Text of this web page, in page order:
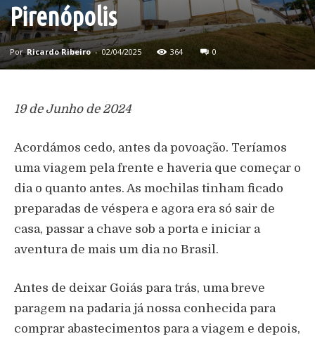
Pirenópolis
Por Ricardo Ribeiro - 02/04/2025 364 0
19 de Junho de 2024
Acordámos cedo, antes da povoação. Teríamos
uma viagem pela frente e haveria que começar o
dia o quanto antes. As mochilas tinham ficado
preparadas de véspera e agora era só sair de
casa, passar a chave sob a porta e iniciar a
aventura de mais um dia no Brasil.
Antes de deixar Goiás para trás, uma breve
paragem na padaria já nossa conhecida para
comprar abastecimentos para a viagem e depois,